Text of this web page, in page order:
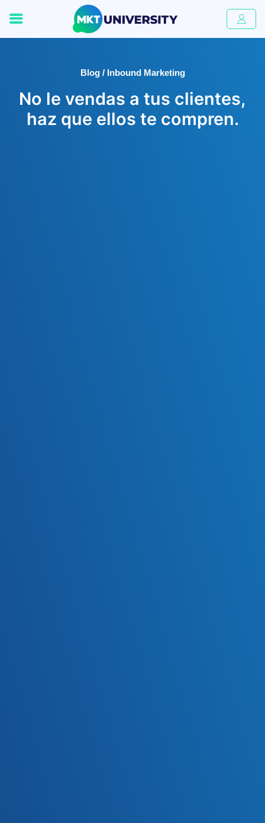
Blog / Inbound Marketing
No le vendas a tus clientes,
haz que ellos te compren.